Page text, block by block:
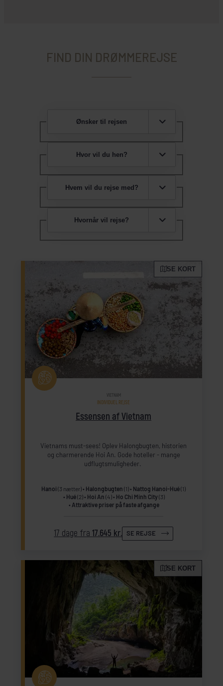
FIND DIN DRØMMEREJSE
Ønsker til rejsen
Hvor vil du hen?
Hvem vil du rejse med?
Hvornår vil rejse?
SE KORT
Essensen af Vietnam
VIETNAM
INDIVIDUEL REJSE
Vietnams must-sees! Oplev Halongbugten, historien
og charmerende Hoi An. Gode hoteller - mange
udflugtsmuligheder.
Hanoi (3 nætter) Halongbugten (1) Nattog Hanoi-Hué(1)
Hué(2) Hoi An (4) Ho Chi Minh City(3)
Attraktive priser på faste afgange
17 dage fra17.645 kr. SE REJSE
SE KORT